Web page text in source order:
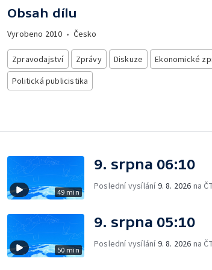
Obsah dílu
Vyrobeno 2010 • Česko
Zpravodajství Zprávy Diskuze
Ekonomické
Politická publicistika
49 min
9. srpna 06:10
Poslední vysílání9. 8. 2026 na
50 min
9. srpna 05:10
Poslední vysílání9. 8. 2026 na